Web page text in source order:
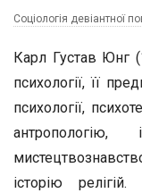
Соціологія девіантної
Карл Густав Юнг
психології, її
психології,
антропологію,
історію